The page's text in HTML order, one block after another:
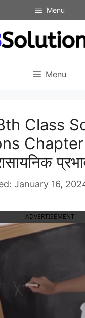
Menu
Menu
Class
Chapter
January 16,
ADVERTISEMENT